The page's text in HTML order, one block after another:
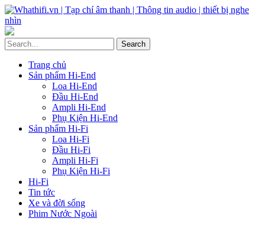
Trang chủ
Sản phẩm Hi-End
Loa Hi-End
Đầu Hi-End
Ampli Hi-End
Phụ Kiện Hi-End
Sản phẩm Hi-Fi
Loa Hi-Fi
Đầu Hi-Fi
Ampli Hi-Fi
Phụ Kiện Hi-Fi
Hi-Fi
Tin tức
Xe và đời sống
Phim Nước Ngoài